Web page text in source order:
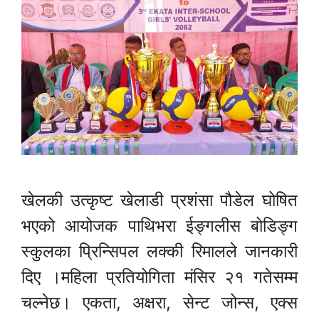
खेलकी उत्कृष्ट खेलाडी प्रशंसा पौडेल घोषित
भएको आयोजक पाथिभरा ईङ्गलीस बोडिङ्ग
स्कुलका प्रिन्सिपल लक्की रिमालले जानकारी
दिए ।महिला प्रतियोगिता मंसिर २१ गतेसम्म
चल्नेछ। एकता, अक्षरा, सेन्ट जोन्स, एक्स